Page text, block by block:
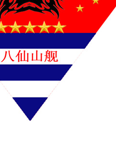
下一页